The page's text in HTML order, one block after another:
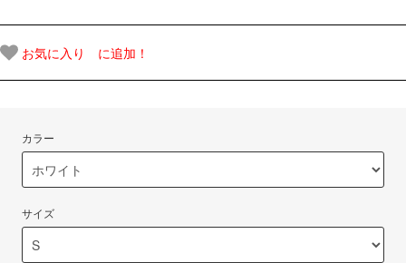
お気に入り に追加！
カラー
サイズ